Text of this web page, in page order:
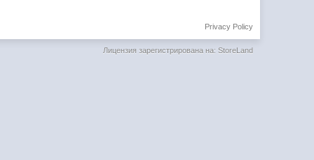
Privacy Policy
Лицензия зарегистрирована на: StoreLand